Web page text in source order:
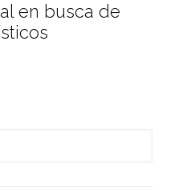
en busca de